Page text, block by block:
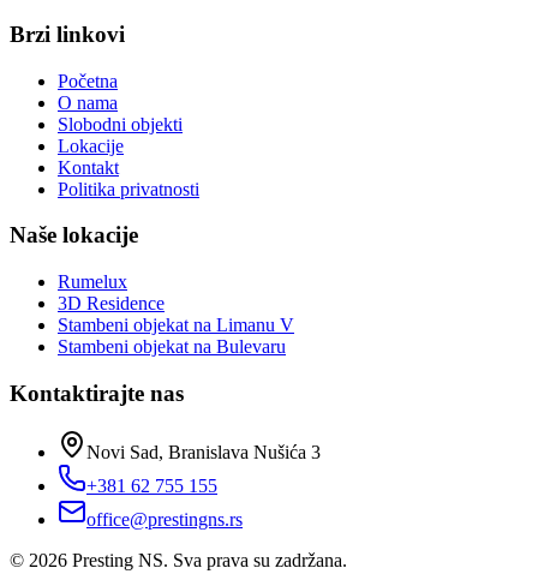
Brzi linkovi
Početna
O nama
Slobodni objekti
Lokacije
Kontakt
Politika privatnosti
Naše lokacije
Rumelux
3D Residence
Stambeni objekat na Limanu V
Stambeni objekat na Bulevaru
Kontaktirajte nas
Novi Sad, Branislava Nušića 3
+381 62 755 155
office@prestingns.rs
© 2026 Presting NS. Sva prava su zadržana.